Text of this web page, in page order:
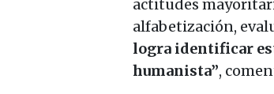
actitudes
alfabetización,
logra identificar
humanista”,